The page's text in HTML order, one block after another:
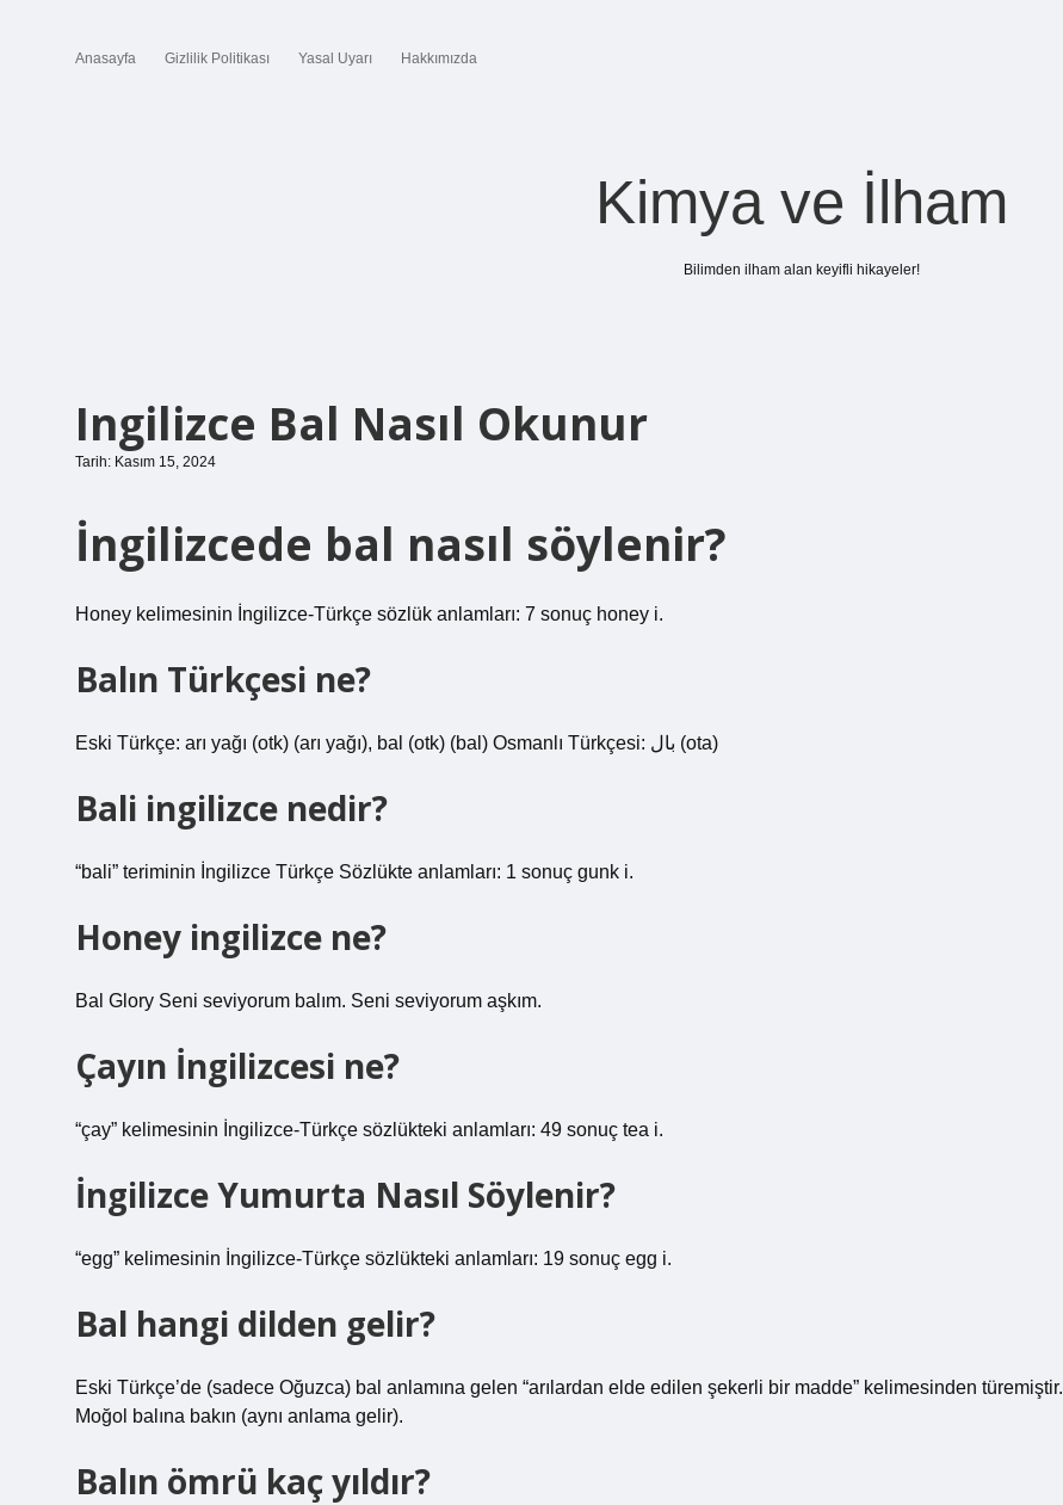
Anasayfa Gizlilik Politikası Yasal Uyarı Hakkımızda
Kimya ve İlham
Bilimden ilham alan keyifli hikayeler!
Ingilizce Bal Nasıl Okunur
Tarih: Kasım 15, 2024
İngilizcede bal nasıl söylenir?
Honey kelimesinin İngilizce-Türkçe sözlük anlamları: 7 sonuç honey i.
Balın Türkçesi ne?
Eski Türkçe: arı yağı (otk) (arı yağı), bal (otk) (bal) Osmanlı Türkçesi: بال (ota)
Bali ingilizce nedir?
“bali” teriminin İngilizce Türkçe Sözlükte anlamları: 1 sonuç gunk i.
Honey ingilizce ne?
Bal Glory Seni seviyorum balım. Seni seviyorum aşkım.
Çayın İngilizcesi ne?
“çay” kelimesinin İngilizce-Türkçe sözlükteki anlamları: 49 sonuç tea i.
İngilizce Yumurta Nasıl Söylenir?
“egg” kelimesinin İngilizce-Türkçe sözlükteki anlamları: 19 sonuç egg i.
Bal hangi dilden gelir?
Eski Türkçe’de (sadece Oğuzca) bal anlamına gelen “arılardan elde edilen şekerli bir madde” kelimesinden türemiştir.
Moğol balına bakın (aynı anlama gelir).
Balın ömrü kaç yıldır?